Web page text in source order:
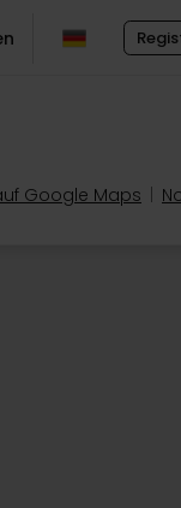
Google Maps